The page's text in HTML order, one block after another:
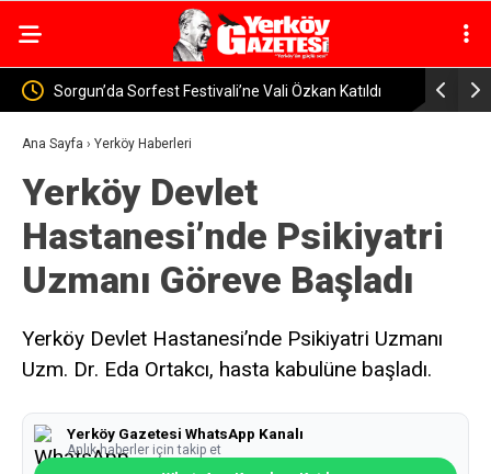
Özkan Katıldı Yozgat’ta Jandarma Baraj ve Göletlerde
Denetimi
Ana Sayfa › Yerköy Haberleri
Yerköy Devlet
Hastanesi’nde Psikiyatri
Uzmanı Göreve Başladı
Yerköy Devlet Hastanesi’nde Psikiyatri Uzmanı
Uzm. Dr. Eda Ortakcı, hasta kabulüne başladı.
Yerköy Gazetesi WhatsApp Kanalı
Anlık haberler için takip et